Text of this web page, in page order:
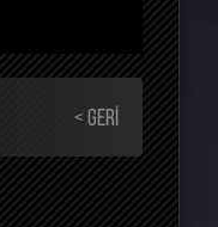
< GERI